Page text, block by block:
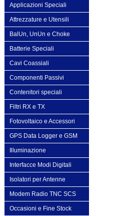
Applicazioni Speciali
Attrezzature e Utensili
BalUn, UnUn e Choke
Batterie Speciali
Cavi Coassiali
Componenti Passivi
Contenitori speciali
Filtri RX e TX
Fotovoltaico e Accessori
GPS Data Logger e GSM
Illuminazione
Interfacce Modi Digitali
Isolatori per Antenne
Modem Radio TNC SCS
Occasioni e Fine Stock